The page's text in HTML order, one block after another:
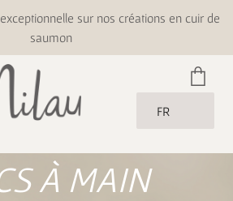
sur nos créations en cuir de
saumon
FR
À MAIN